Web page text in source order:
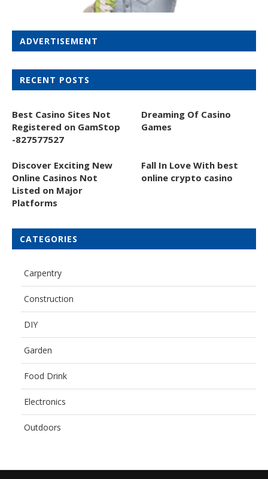
ADVERTISEMENT
RECENT POSTS
Best Casino Sites Not
Registered on GamStop
-827577527
Dreaming Of Casino
Games
Discover Exciting New
Online Casinos Not
Listed on Major
Platforms
Fall In Love With best
online crypto casino
CATEGORIES
Carpentry
Construction
DIY
Garden
Food Drink
Electronics
Outdoors